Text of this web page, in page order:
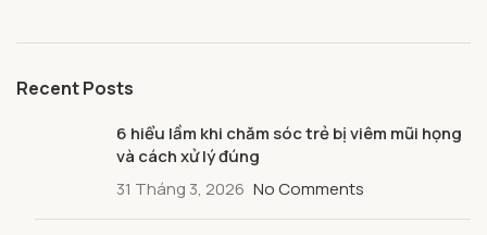
Recent Posts
6 hiểu lầm khi chăm sóc trẻ bị viêm mũi họng
và cách xử lý đúng
31 Tháng 3, 2026 No Comments